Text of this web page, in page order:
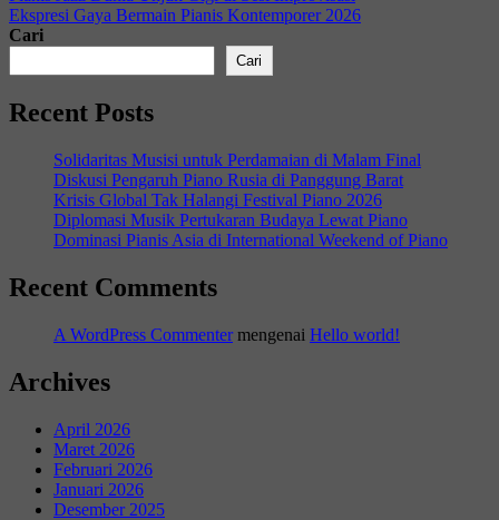
Ekspresi Gaya Bermain Pianis Kontemporer 2026
Cari
Cari
Recent Posts
Solidaritas Musisi untuk Perdamaian di Malam Final
Diskusi Pengaruh Piano Rusia di Panggung Barat
Krisis Global Tak Halangi Festival Piano 2026
Diplomasi Musik Pertukaran Budaya Lewat Piano
Dominasi Pianis Asia di International Weekend of Piano
Recent Comments
A WordPress Commentermengenai Hello world!
Archives
April 2026
Maret 2026
Februari 2026
Januari 2026
Desember 2025